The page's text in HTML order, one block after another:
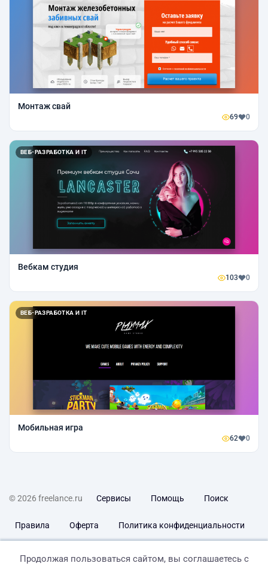
Монтаж свай
69 0
ВЕБ-РАЗРАБОТКА И IT
Вебкам студия
103 0
ВЕБ-РАЗРАБОТКА И IT
Мобильная игра
62 0
© 2026 freelance.ru Сервисы Помощь Поиск
Правила Оферта Политика конфиденциальности
Продолжая пользоваться сайтом, вы соглашаетесь с